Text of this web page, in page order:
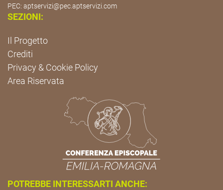
PEC: aptservizi@pec.aptservizi.com
SEZIONI:
Il Progetto
Crediti
Privacy & Cookie Policy
Area Riservata
POTREBBE INTERESSARTI ANCHE: